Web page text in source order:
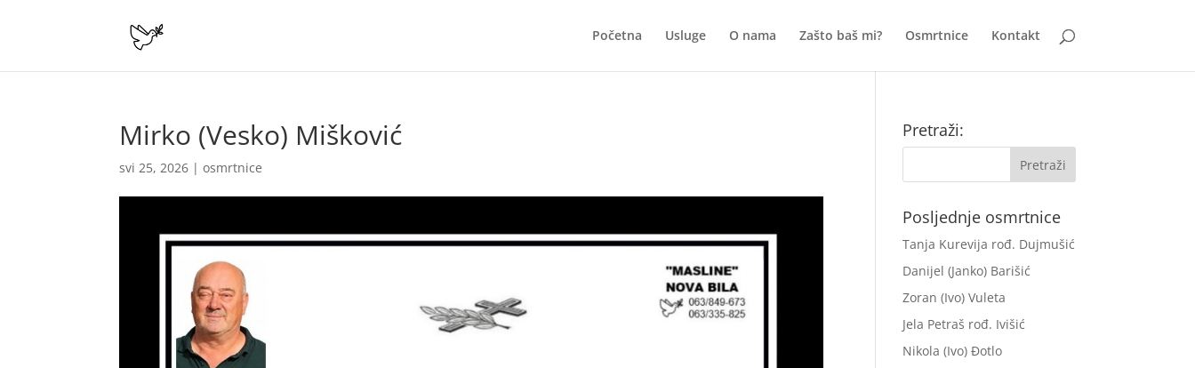
Početna Usluge O nama Zašto baš mi? Osmrtnice Kontakt
Mirko (Vesko) Mišković
svi 25, 2026 |osmrtnice
Pretraži:
Posljednje osmrtnice
Tanja Kurevija rođ. Dujmušić
Danijel (Janko) Barišić
Zoran (Ivo) Vuleta
Jela Petraš rođ. Ivišić
Nikola (Ivo) Đotlo